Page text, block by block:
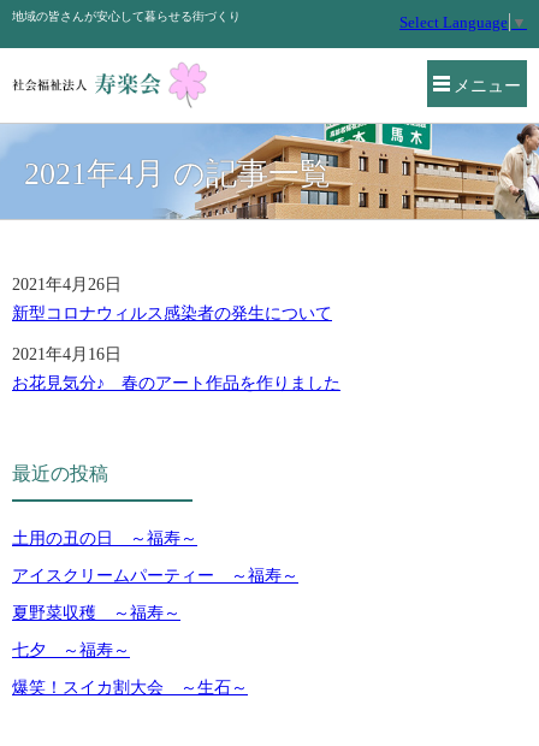
メニュー
地域の皆さんが安心して暮らせる街づくり Select Language ▼
2021年4月 の記事一覧
2021年4月26日
新型コロナウィルス感染者の発生について
2021年4月16日
お花見気分♪ 春のアート作品を作りました
最近の投稿
土用の丑の日 ～福寿～
アイスクリームパーティー ～福寿～
夏野菜収穫 ～福寿～
七夕 ～福寿～
爆笑！スイカ割大会 ～生石～